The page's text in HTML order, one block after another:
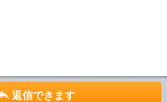
返信できます